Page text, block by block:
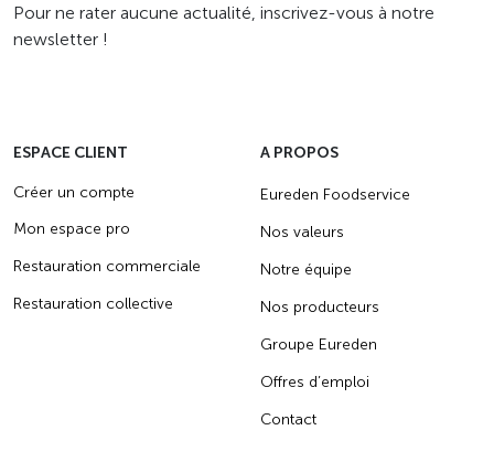
Pour ne rater aucune actualité, inscrivez-vous à notre
newsletter !
ESPACE CLIENT
Créer un compte
Mon espace pro
Restauration commerciale
Restauration collective
A PROPOS
Eureden Foodservice
Nos valeurs
Notre équipe
Nos producteurs
Groupe Eureden
Offres d’emploi
Contact